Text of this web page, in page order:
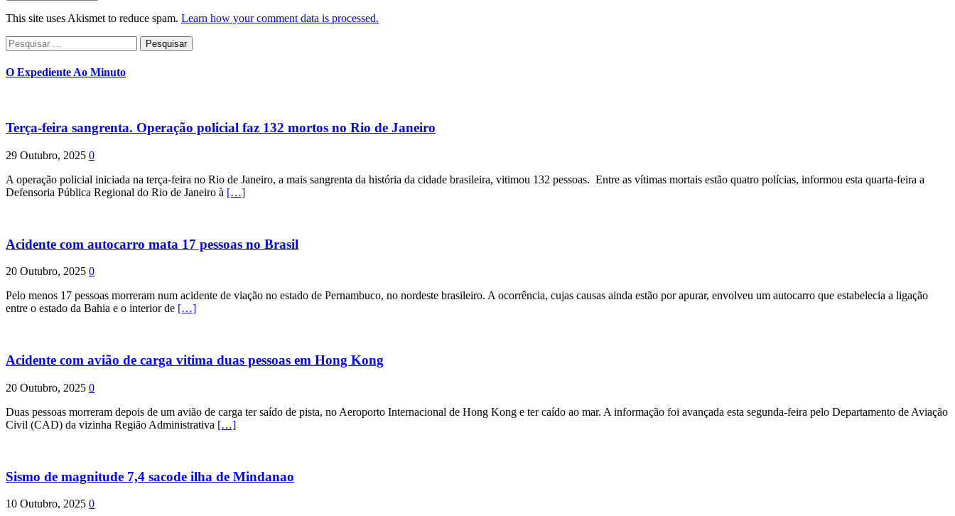
This site uses Akismet to reduce spam. Learn how your comment data is processed.
Pesquisar
por:
O Expediente Ao Minuto
Terça-feira sangrenta. Operação policial faz 132 mortos no Rio de Janeiro
29 Outubro, 2025 0
A operação policial iniciada na terça-feira no Rio de Janeiro, a mais sangrenta da história da cidade brasileira, vitimou 132 pessoas. Entre as vítimas mortais estão quatro polícias, informou esta quarta-feira a
Defensoria Pública Regional do Rio de Janeiro à […]
Acidente com autocarro mata 17 pessoas no Brasil
20 Outubro, 2025 0
Pelo menos 17 pessoas morreram num acidente de viação no estado de Pernambuco, no nordeste brasileiro. A ocorrência, cujas causas ainda estão por apurar, envolveu um autocarro que estabelecia a ligação
entre o estado da Bahia e o interior de […]
Acidente com avião de carga vitima duas pessoas em Hong Kong
20 Outubro, 2025 0
Duas pessoas morreram depois de um avião de carga ter saído de pista, no Aeroporto Internacional de Hong Kong e ter caído ao mar. A informação foi avançada esta segunda-feira pelo Departamento de Aviação
Civil (CAD) da vizinha Região Administrativa […]
Sismo de magnitude 7,4 sacode ilha de Mindanao
10 Outubro, 2025 0